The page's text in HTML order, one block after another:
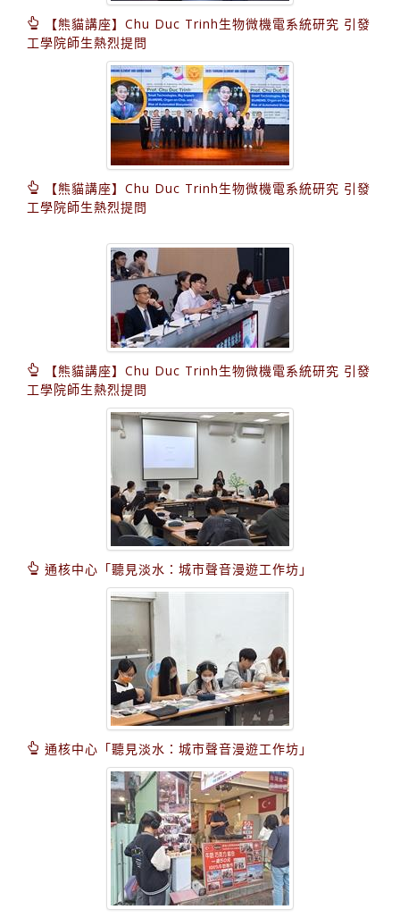
【熊貓講座】Chu Duc Trinh生物微機電系統研究 引發
工學院師生熱烈提問
【熊貓講座】Chu Duc Trinh生物微機電系統研究 引發
工學院師生熱烈提問
【熊貓講座】Chu Duc Trinh生物微機電系統研究 引發
工學院師生熱烈提問
通核中心「聽見淡水：城市聲音漫遊工作坊」
通核中心「聽見淡水：城市聲音漫遊工作坊」